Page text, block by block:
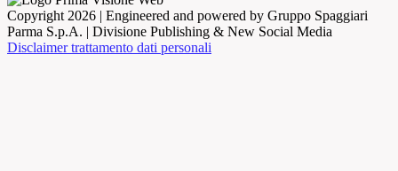
Copyright 2026 | Engineered and powered by Gruppo Spaggiari
Parma S.p.A. | Divisione Publishing & New Social Media
Disclaimer trattamento dati personali